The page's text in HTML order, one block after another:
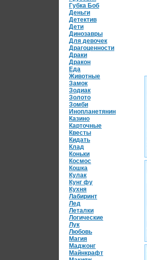
Губка Боб
Деньги
Детектив
Дети
Динозавры
Для девочек
Драгоценности
Драки
Дракон
Еда
Животные
Замок
Зодиак
Золото
Зомби
Инопланетянин
Казино
Карточные
Квесты
Кидать
Клад
Коньки
Космос
Кошка
Кулак
Кунг фу
Кухня
Лабиринт
Лед
Леталки
Логические
Лук
Любовь
Магия
Маджонг
Майнкрафт